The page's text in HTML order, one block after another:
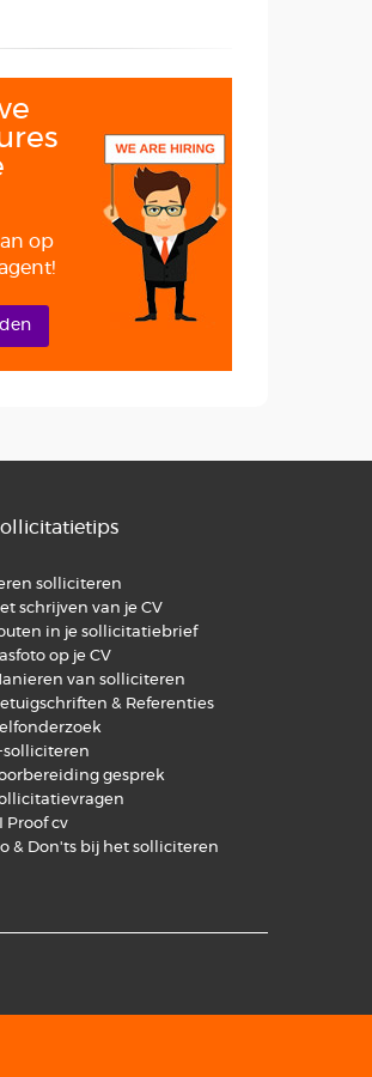
op
solliciteren
schrijven van je CV
in je sollicitatiebrief
op je CV
van solliciteren
& Referenties
solliciteren
gesprek
Proof cv
& Don'ts bij het solliciteren